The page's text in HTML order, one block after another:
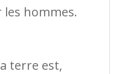
hommes.
terre est,